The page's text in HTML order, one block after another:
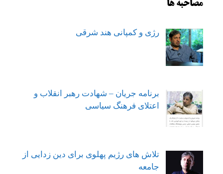
مصاحبه ها
رژی و کمپانی هند شرقی
برنامه جریان – شهادت رهبر انقلاب و
اعتلای فرهنگ سیاسی
تلاش های رژیم پهلوی برای دین زدایی از
جامعه